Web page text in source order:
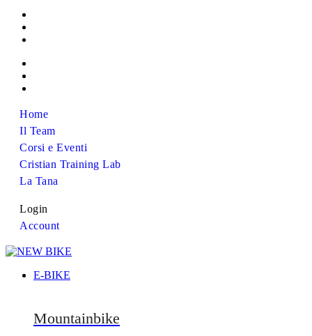
Home
Il Team
Corsi e Eventi
Cristian Training Lab
La Tana
Login
Account
E-BIKE
Mountainbike